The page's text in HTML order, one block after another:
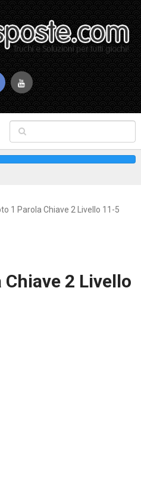
1 Parola Chiave 2 Livello 11-5
2 Livello